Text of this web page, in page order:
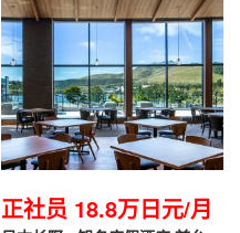
正社员 18.8万日元/月